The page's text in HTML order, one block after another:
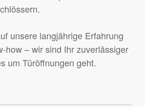
unsere langjährige Erfahrung
how – wir sind Ihr zuverlässiger
um Türöffnungen geht.